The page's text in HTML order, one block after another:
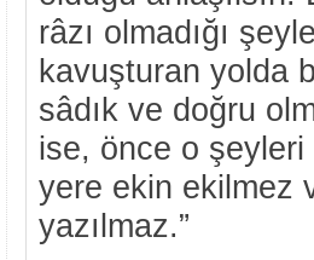
râzı olmadığı
kavuşturan yolda
sâdık ve doğru
ise, önce o şeyleri
yere ekin ekilmez
yazılmaz.”